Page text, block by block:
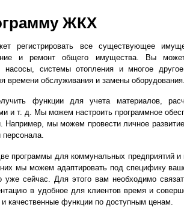
ЖКХ
регистрировать все существующее
и ремонт общего имущества. Вы
насосы, системы отопления и многое
времени обслуживания и замены оборудования.
функции для учета материалов,
и т. д. Мы можем настроить программное
Например, мы можем провести личное
программы для коммунальных предприятий
мы можем адаптировать под специфику
сейчас. Для этого вам необходимо
в удобное для клиентов время и
качественные функции по доступным ценам.